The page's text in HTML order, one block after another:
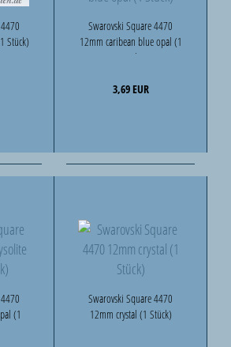
Stück)
Swarovski Square 4470
12mm caribean blue opal (1
Stück)
3,69 EUR
(1
Swarovski Square 4470
12mm crystal (1 Stück)